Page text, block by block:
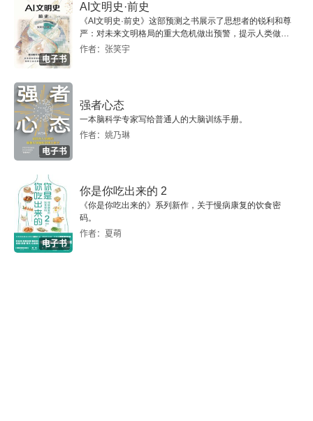
5.6 回归主流社会
第6章 自学的例子
6.1.1 启蒙期
6.1.2 维持期
6.1.3 发展期
6.1.4 总结
6.2 学习画画
电子书
AI文明史·前史
《AI文明史·前史》这部预测之书展示了思想者的锐利和尊
严：对未来文明格局的重大危机做出预警，提示人类做出
智慧的选择。
作者：张笑宇
电子书
强者心态
一本脑科学专家写给普通人的大脑训练手册。
作者：姚乃琳
电子书
你是你吃出来的 2
《你是你吃出来的》系列新作，关于慢病康复的饮食密
码。
作者：夏萌